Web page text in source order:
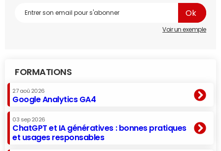
Voir un exemple
FORMATIONS
27 aoû 2026
Google Analytics GA4
03 sep 2026
ChatGPT et IA génératives : bonnes pratiques
et usages responsables